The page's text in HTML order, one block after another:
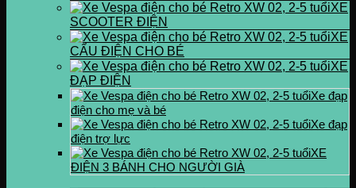
XE
SCOOTER ĐIỆN
XE
CẨU ĐIỆN CHO BÉ
XE
ĐẠP ĐIỆN
Xe đạp
điện cho mẹ và bé
Xe đạp
điện trợ lực
XE
ĐIỆN 3 BÁNH CHO NGƯỜI GIÀ